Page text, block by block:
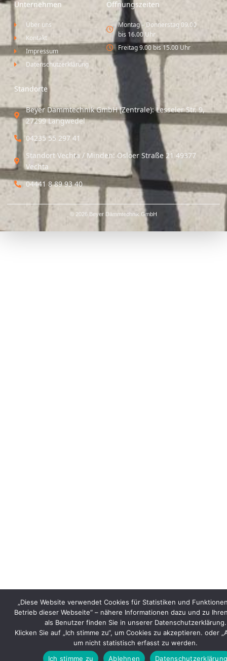
Unternehmen
Über uns
Kontakt
Impressum
Datenschutzerklärung
Öffnungszeiten
Montag – Donnerstag 09.00
bis 16.00 Uhr
Freitag 9.00 bis 15.00 Uhr
Standorte
Beyer Dämmtechnik GmbH (Zentrale): Lesseler Str. 9,
27299 Langwedel
04235 55 297 41
Standort Vechta / Minden: Osloer Straße 21 49377
Vechta
04441 8 89 93 40
© 2026 Beyer Dämmtechnik GmbH
„Diese Website verwendet Cookies für Statistiken und
Betrieb dieser Webseite“ – nähere Informationen dazu und zu
als Benutzer finden Sie in unserer Datenschutzerklärung.
Klicken Sie auf „Ich stimme zu“, um Cookies zu akzeptieren. oder
um nicht statistisch erfasst zu werden.
Ich stimme zu
Ablehnen